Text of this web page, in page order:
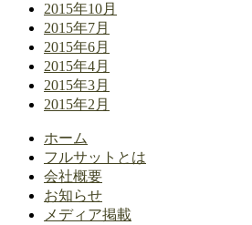
2015年10月
2015年7月
2015年6月
2015年4月
2015年3月
2015年2月
ホーム
フルサットとは
会社概要
お知らせ
メディア掲載